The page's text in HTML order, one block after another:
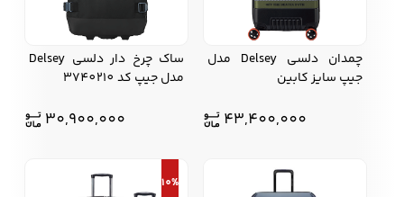
چمدان دلسی Delsey مدل
جیپ سایز کابین
43,400,000
ساک چرخ دار دلسی Delsey
مدل جیپ کد 3740210
30,900,000
10%